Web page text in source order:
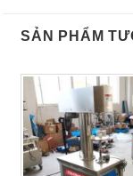
SẢN PHẨM